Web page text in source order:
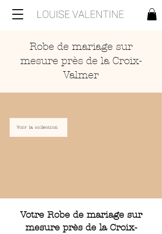
Robe de mariage sur
mesure près de la Croix-
Valmer
Voir la collection
Votre Robe de mariage sur
mesure près de la Croix-